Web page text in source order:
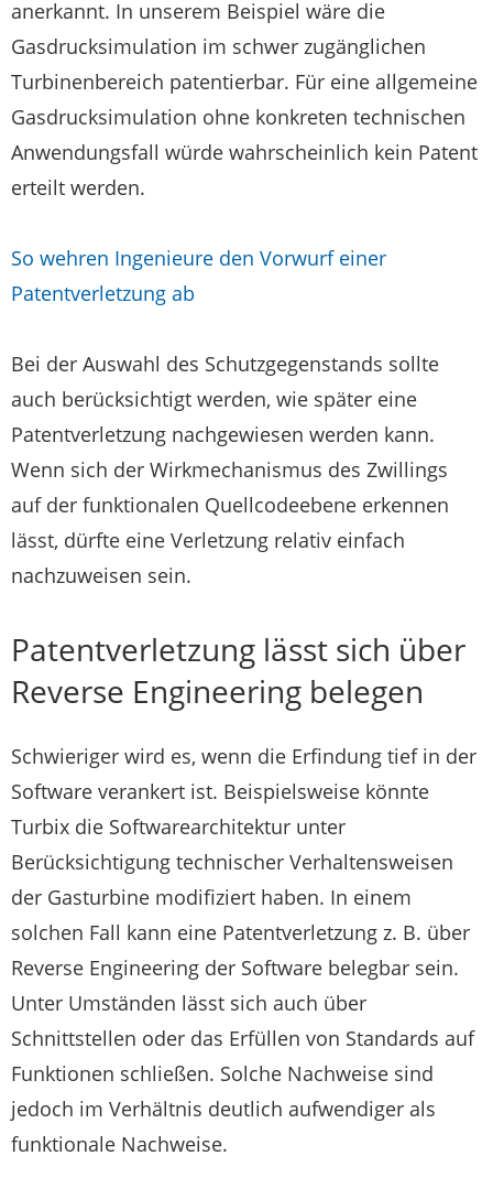
anerkannt. In unserem Beispiel wäre die
Gasdrucksimulation im schwer zugänglichen
Turbinenbereich patentierbar. Für eine allgemeine
Gasdrucksimulation ohne konkreten technischen
Anwendungsfall würde wahrscheinlich kein Patent
erteilt werden.
So wehren Ingenieure den Vorwurf einer
Patentverletzung ab
Bei der Auswahl des Schutzgegenstands sollte
auch berücksichtigt werden, wie später eine
Patentverletzung nachgewiesen werden kann.
Wenn sich der Wirkmechanismus des Zwillings
auf der funktionalen Quellcodeebene erkennen
lässt, dürfte eine Verletzung relativ einfach
nachzuweisen sein.
Patentverletzung lässt sich über
Reverse Engineering belegen
Schwieriger wird es, wenn die Erfindung tief in der
Software verankert ist. Beispielsweise könnte
Turbix die Softwarearchitektur unter
Berücksichtigung technischer Verhaltensweisen
der Gasturbine modifiziert haben. In einem
solchen Fall kann eine Patentverletzung z. B. über
Reverse Engineering der Software belegbar sein.
Unter Umständen lässt sich auch über
Schnittstellen oder das Erfüllen von Standards auf
Funktionen schließen. Solche Nachweise sind
jedoch im Verhältnis deutlich aufwendiger als
funktionale Nachweise.